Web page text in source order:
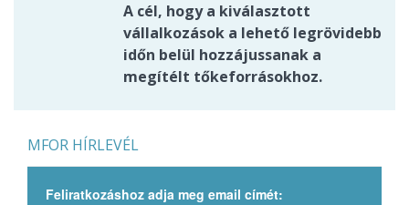
A cél, hogy a kiválasztott
vállalkozások a lehető legrövidebb
időn belül hozzájussanak a
megítélt tőkeforrásokhoz.
MFOR HÍRLEVÉL
Feliratkozáshoz adja meg email címét: